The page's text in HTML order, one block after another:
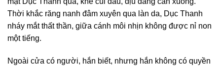
Thời khắc răng nanh đâm xuyên qua làn da, Dục Thanh
nháy mắt thất thần, giữa cánh môi nhịn không được nỉ non
một tiếng.
Ngoài cửa có người, hắn biết, nhưng hắn không có quyền